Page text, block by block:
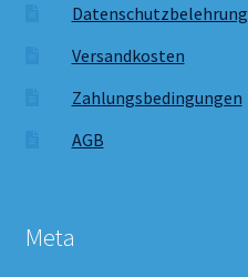
Datenschutzbelehrung
Versandkosten
Zahlungsbedingungen
AGB
Meta